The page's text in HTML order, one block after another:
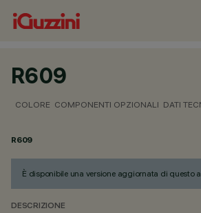
R609
COLORE COMPONENTI OPZIONALI DATI
R609
È disponibile una versione aggiornata di questo
DESCRIZIONE